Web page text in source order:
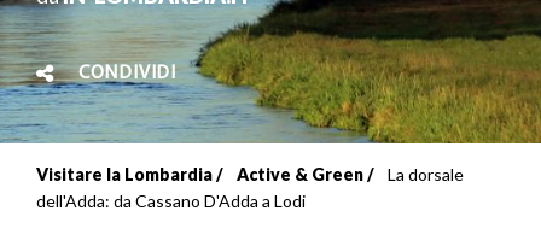
CONDIVIDI
Briciole
Visitare la Lombardia Active & Green
La dorsale
dell'Adda: da Cassano D'Adda a Lodi